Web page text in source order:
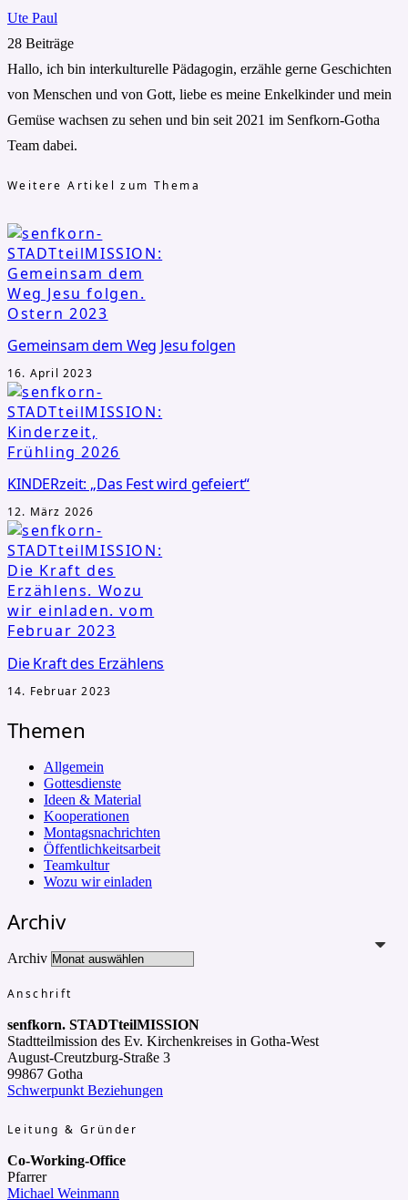
Ute Paul
28 Beiträge
Hallo, ich bin interkulturelle Pädagogin, erzähle gerne Geschichten
von Menschen und von Gott, liebe es meine Enkelkinder und mein
Gemüse wachsen zu sehen und bin seit 2021 im Senfkorn-Gotha
Team dabei.
Weitere Artikel zum Thema
Gemeinsam dem Weg Jesu folgen
16. April 2023
KINDERzeit: „Das Fest wird gefeiert“
12. März 2026
Die Kraft des Erzählens
14. Februar 2023
Themen
Allgemein
Gottesdienste
Ideen & Material
Kooperationen
Montagsnachrichten
Öffentlichkeitsarbeit
Teamkultur
Wozu wir einladen
Archiv
Archiv
Anschrift
senfkorn. STADTteilMISSION
Stadtteilmission des Ev. Kirchenkreises in Gotha-West
August-Creutzburg-Straße 3
99867 Gotha
Schwerpunkt Beziehungen
Leitung & Gründer
Co-Working-Office
Pfarrer
Michael Weinmann